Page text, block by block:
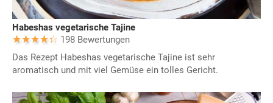
Habeshas vegetarische Tajine
198 Bewertungen
Das Rezept Habeshas vegetarische Tajine ist sehr
aromatisch und mit viel Gemüse ein tolles Gericht.